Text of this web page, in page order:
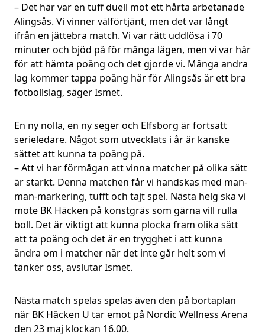
– Det här var en tuff duell mot ett hårta arbetanade
Alingsås. Vi vinner välförtjänt, men det var långt
ifrån en jättebra match. Vi var rätt uddlösa i 70
minuter och bjöd på för många lägen, men vi var här
för att hämta poäng och det gjorde vi. Många andra
lag kommer tappa poäng här för Alingsås är ett bra
fotbollslag, säger Ismet.
En ny nolla, en ny seger och Elfsborg är fortsatt
serieledare. Något som utvecklats i år är kanske
sättet att kunna ta poäng på.
– Att vi har förmågan att vinna matcher på olika sätt
är starkt. Denna matchen får vi handskas med man-
man-markering, tufft och tajt spel. Nästa helg ska vi
möte BK Häcken på konstgräs som gärna vill rulla
boll. Det är viktigt att kunna plocka fram olika sätt
att ta poäng och det är en trygghet i att kunna
ändra om i matcher när det inte går helt som vi
tänker oss, avslutar Ismet.
Nästa match spelas spelas även den på bortaplan
när BK Häcken U tar emot på Nordic Wellness Arena
den 23 maj klockan 16.00.